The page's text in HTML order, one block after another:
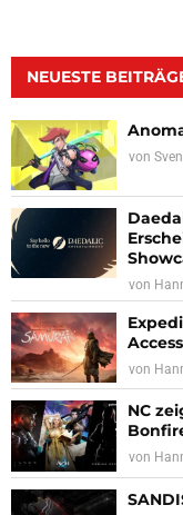
NEUESTE
von
von
von
NC
von